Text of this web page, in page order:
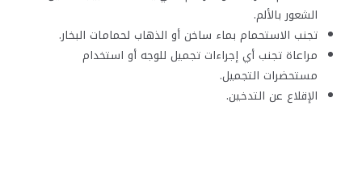
الشعور بالألم.
تجنب الاستحمام بماء ساخن أو الذهاب لحمامات البخار.
مراعاة تجنب أي إجراءات تجميل للوجه أو استخدام
مستحضرات التجميل.
الإقلاع عن التدخين.